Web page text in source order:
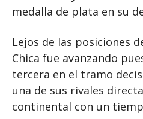
medalla de plata en su
Lejos de las posiciones
Chica fue avanzando
tercera en el tramo
una de sus rivales
continental con un